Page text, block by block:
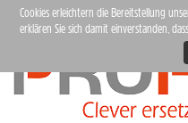
Cookies erleichtern die Bereitstellung
erklären Sie sich damit einverstanden,